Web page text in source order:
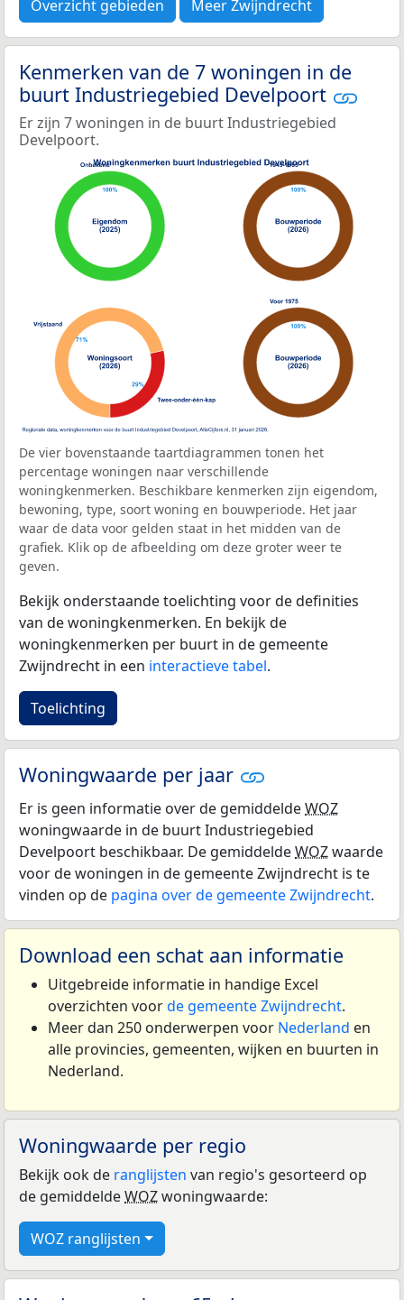
Overzicht gebieden Meer Zwijndrecht
Kenmerken van de 7 woningen in de
buurt Industriegebied Develpoort
Er zijn 7 woningen in de buurt Industriegebied
Develpoort.
De vier bovenstaande taartdiagrammen tonen het
percentage woningen naar verschillende
woningkenmerken. Beschikbare kenmerken zijn eigendom,
bewoning, type, soort woning en bouwperiode. Het jaar
waar de data voor gelden staat in het midden van de
grafiek. Klik op de afbeelding om deze groter weer te
geven.
Bekijk onderstaande toelichting voor de definities
van de woningkenmerken. En bekijk de
woningkenmerken per buurt in de gemeente
Zwijndrecht in een interactieve tabel.
Toelichting
Woningwaarde per jaar
Er is geen informatie over de gemiddeldeWOZ
woningwaarde in de buurt Industriegebied
Develpoort beschikbaar. De gemiddeldeWOZwaarde
voor de woningen in de gemeente Zwijndrecht is te
vinden op de pagina over de gemeente Zwijndrecht.
Download een schat aan informatie
Uitgebreide informatie in handige Excel
overzichten voorde gemeente Zwijndrecht.
Meer dan 250 onderwerpen voor Nederland en
alle provincies, gemeenten, wijken en buurten in
Nederland.
Woningwaarde per regio
Bekijk ook de ranglijsten van regio's gesorteerd op
de gemiddeldeWOZwoningwaarde:
WOZ ranglijsten